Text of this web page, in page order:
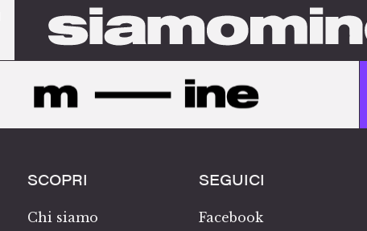
SCOPRI
Chi siamo
SEGUICI
Facebook